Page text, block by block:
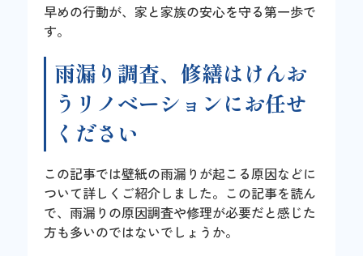
早めの行動が、家と家族の安心を守る第一歩で
す。
雨漏り調査、修繕はけんお
うリノベーションにお任せ
ください
この記事では壁紙の雨漏りが起こる原因などに
ついて詳しくご紹介しました。この記事を読ん
で、雨漏りの原因調査や修理が必要だと感じた
方も多いのではないでしょうか。